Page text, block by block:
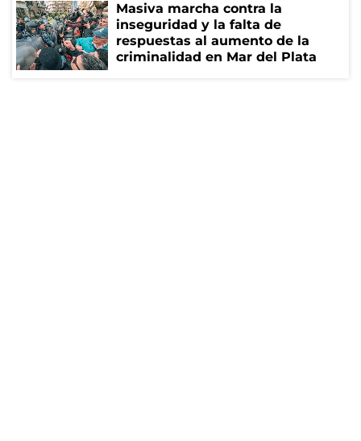
Masiva marcha contra la
inseguridad y la falta de
respuestas al aumento de la
criminalidad en Mar del Plata